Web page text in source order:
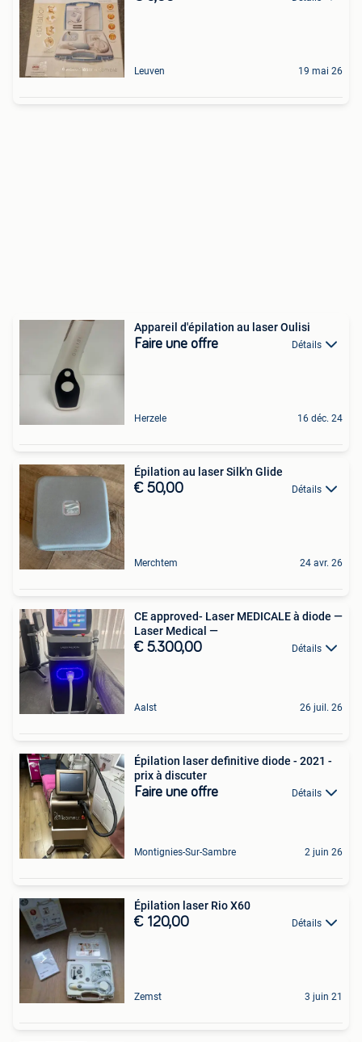
Leuven 19 mai 26
Appareil d'épilation au laser Oulisi
Faire une offre Détails
Herzele 16 déc. 24
Épilation au laser Silk'n Glide
€ 50,00 Détails
Merchtem 24 avr. 26
CE approved- Laser MEDICALE à diode —
Laser Medical —
€ 5.300,00 Détails
Aalst 26 juil. 26
Épilation laser definitive diode - 2021 -
prix à discuter
Faire une offre Détails
Montignies-Sur-Sambre 2 juin 26
Épilation laser Rio X60
€ 120,00 Détails
Zemst 3 juin 21